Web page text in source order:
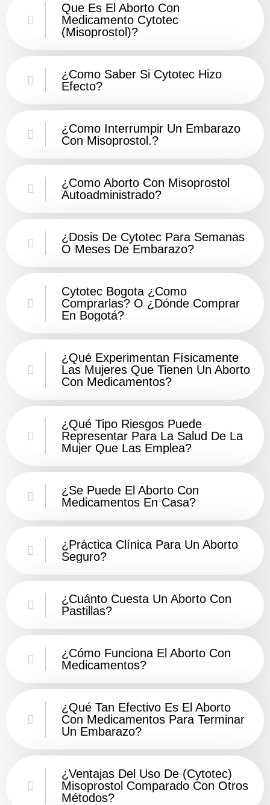
Que Es El Aborto Con
Medicamento Cytotec
(misoprostol)?
¿Como Saber Si Cytotec Hizo
Efecto?
¿como Interrumpir Un Embarazo
Con Misoprostol.?
¿Como Aborto Con Misoprostol
Autoadministrado?
¿Dosis De Cytotec Para Semanas
O Meses De Embarazo?
Cytotec Bogota ¿Como
Comprarlas? O ¿Dónde Comprar
En Bogotá?
¿Qué Experimentan Físicamente
Las Mujeres Que Tienen Un Aborto
Con Medicamentos?
¿Qué Tipo Riesgos Puede
Representar Para La Salud De La
Mujer Que Las Emplea?
¿Se Puede El Aborto Con
Medicamentos En Casa?
¿Práctica Clínica Para Un Aborto
Seguro?
¿Cuánto Cuesta Un Aborto Con
Pastillas?
¿Cómo Funciona El Aborto Con
Medicamentos?
¿Qué Tan Efectivo Es El Aborto
Con Medicamentos Para Terminar
Un Embarazo?
¿Ventajas Del Uso De (Cytotec)
Misoprostol Comparado Con Otros
Métodos?